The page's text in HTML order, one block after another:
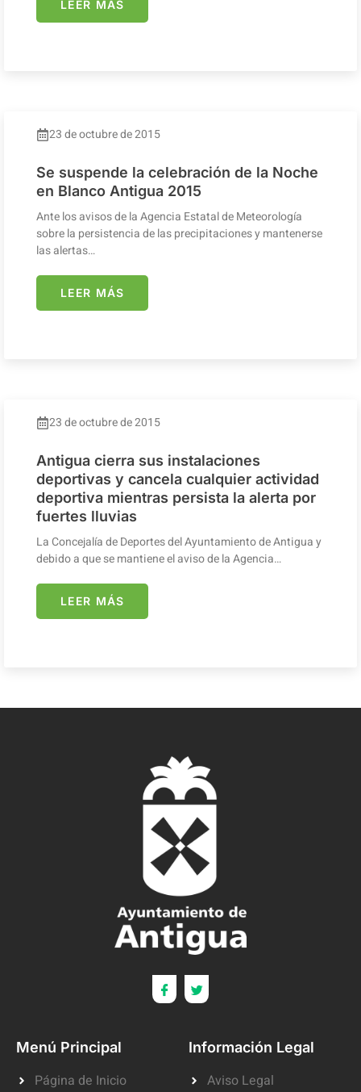
LEER MÁS
23 de octubre de 2015
Se suspende la celebración de la Noche
en Blanco Antigua 2015
Ante los avisos de la Agencia Estatal de Meteorología
sobre la persistencia de las precipitaciones y mantenerse
las alertas…
LEER MÁS
23 de octubre de 2015
Antigua cierra sus instalaciones
deportivas y cancela cualquier actividad
deportiva mientras persista la alerta por
fuertes lluvias
La Concejalía de Deportes del Ayuntamiento de Antigua y
debido a que se mantiene el aviso de la Agencia…
LEER MÁS
Menú Principal
Página de Inicio
Información Legal
Aviso Legal